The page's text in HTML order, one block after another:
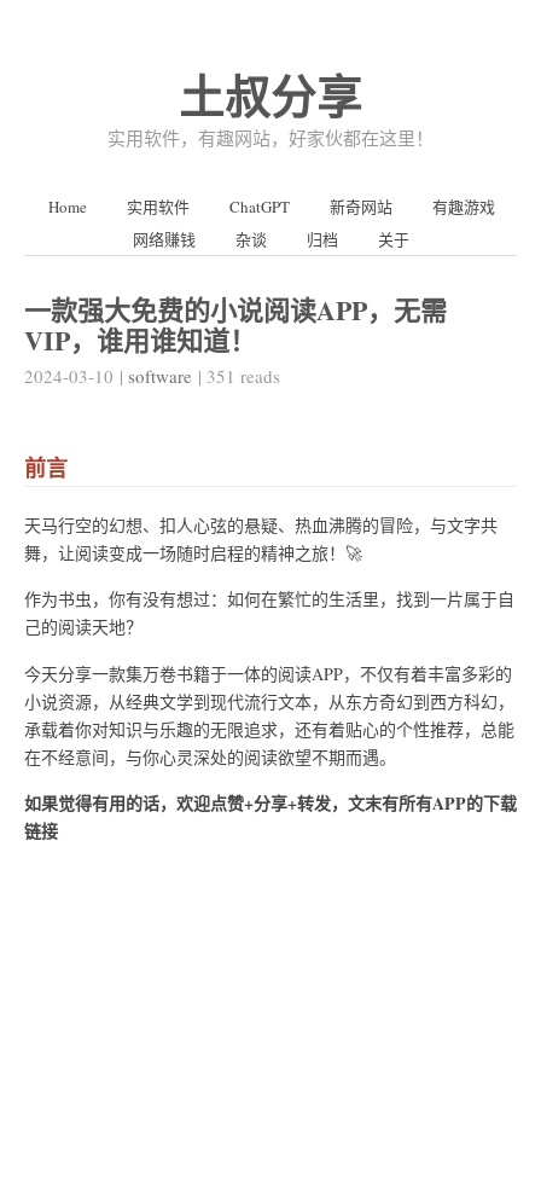
土叔分享
实用软件，有趣网站，好家伙都在这里！
Home 实用软件 ChatGPT 新奇网站
有趣游戏
网络赚钱
杂谈 归档 关于
一款强大免费的小说阅读APP，无需
VIP，谁用谁知道！
2024-03-10 | software | 351 reads
前言
天马行空的幻想、扣人心弦的悬疑、热血沸腾的冒险，与文字共
舞，让阅读变成一场随时启程的精神之旅！🚀
作为书虫，你有没有想过：如何在繁忙的生活里，找到一片属于自
己的阅读天地？
今天分享一款集万卷书籍于一体的阅读APP，不仅有着丰富多彩的
小说资源，从经典文学到现代流行文本，从东方奇幻到西方科幻，
承载着你对知识与乐趣的无限追求，还有着贴心的个性推荐，总能
在不经意间，与你心灵深处的阅读欲望不期而遇。
如果觉得有用的话，欢迎点赞+分享+转发，文末有所有APP的下载
链接